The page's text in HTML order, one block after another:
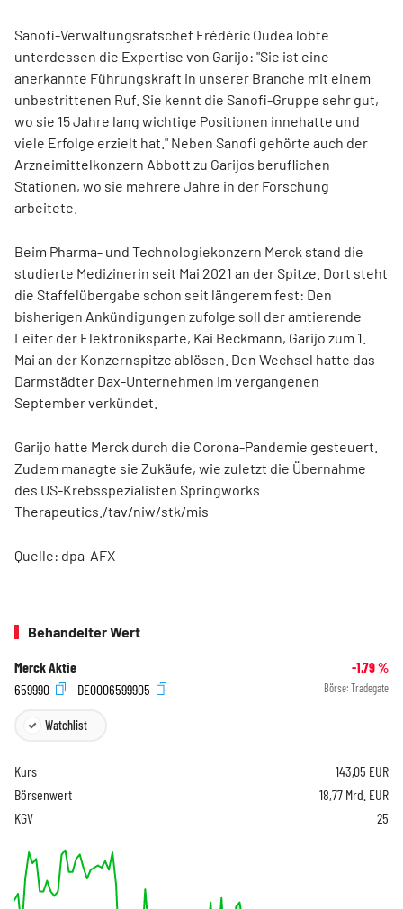
Sanofi-Verwaltungsratschef Frédéric Oudéa lobte
unterdessen die Expertise von Garijo: "Sie ist eine
anerkannte Führungskraft in unserer Branche mit einem
unbestrittenen Ruf. Sie kennt die Sanofi-Gruppe sehr gut,
wo sie 15 Jahre lang wichtige Positionen innehatte und
viele Erfolge erzielt hat." Neben Sanofi gehörte auch der
Arzneimittelkonzern Abbott zu Garijos beruflichen
Stationen, wo sie mehrere Jahre in der Forschung
arbeitete.
Beim Pharma- und Technologiekonzern Merck stand die
studierte Medizinerin seit Mai 2021 an der Spitze. Dort steht
die Staffelübergabe schon seit längerem fest: Den
bisherigen Ankündigungen zufolge soll der amtierende
Leiter der Elektroniksparte, Kai Beckmann, Garijo zum 1.
Mai an der Konzernspitze ablösen. Den Wechsel hatte das
Darmstädter Dax-Unternehmen im vergangenen
September verkündet.
Garijo hatte Merck durch die Corona-Pandemie gesteuert.
Zudem managte sie Zukäufe, wie zuletzt die Übernahme
des US-Krebsspezialisten Springworks
Therapeutics./tav/niw/stk/mis
Quelle: dpa-AFX
Behandelter Wert
Merck Aktie -1,79%
659990
DE0006599905 Börse: Tradegate
Watchlist
Kurs 143,05 EUR
Börsenwert
18,77 Mrd. EUR
KGV
25